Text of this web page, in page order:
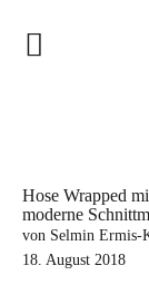
Hose Wrapped
moderne
von Selmin Ermis-
18. August 2018